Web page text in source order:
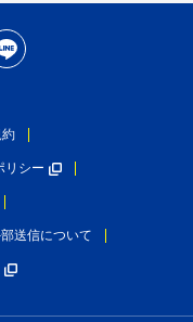
リシー
送信について